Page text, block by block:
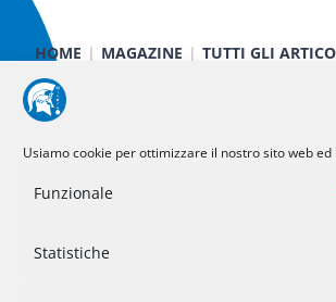
Usiamo cookie per ottimizzare il nostro sito web
Funzionale
Statistiche
HOME MAGAZINE TUTTI GLI
CIBO E SALUTE
NOI DI MINERVA
STATUTO